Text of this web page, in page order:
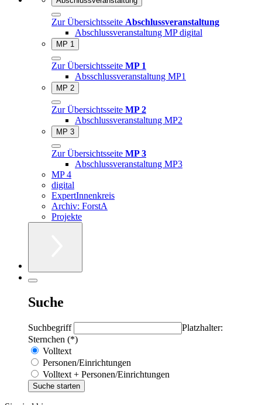
Zur Übersichtsseite Abschlussveranstaltung
Abschlussveranstaltung MP digital
MP 1
Zur Übersichtsseite MP 1
Absschlussveranstaltung MP1
MP 2
Zur Übersichtsseite MP 2
Abschlussveranstaltung MP2
MP 3
Zur Übersichtsseite MP 3
Abschlussveranstaltung MP3
MP 4
digital
ExpertInnenkreis
Archiv: ForstA
Projekte
Suche
Suchbegriff
Platzhalter:
Sternchen (*)
Volltext
Personen/Einrichtungen
Volltext + Personen/Einrichtungen